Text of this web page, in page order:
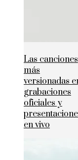
Las canciones
más
versionadas
grabaciones
oficiales y
en vivo